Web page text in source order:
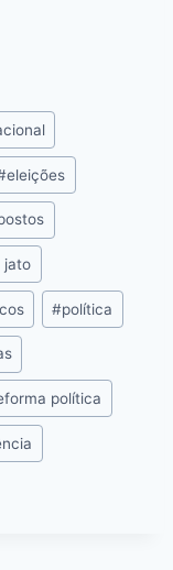
st
eleições
jato
#política
política